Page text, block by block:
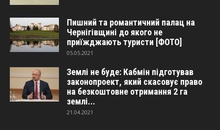
Пишний та романтичний палац на
Чернігівщині до якого не
приїжджають туристи [ФОТО]
05.05.2021
Землі не буде: Кабмін підготував
законопроект, який скасовує право
на безкоштовне отримання 2 га
землі...
21.04.2021